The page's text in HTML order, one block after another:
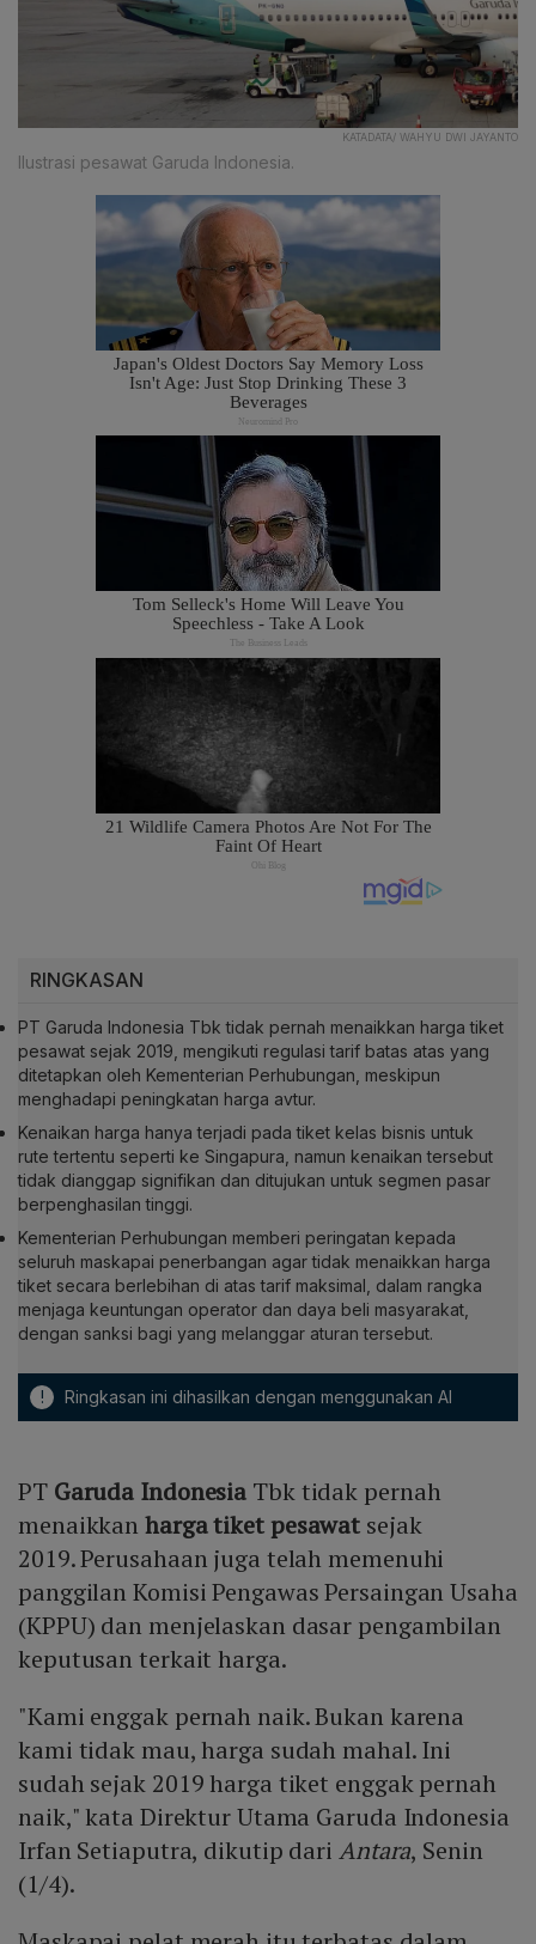
KATADATA/ WAHYU DWI JAYANTO
Ilustrasi pesawat Garuda Indonesia.
RINGKASAN
PT Garuda Indonesia Tbk tidak pernah menaikkan harga tiket
pesawat sejak 2019, mengikuti regulasi tarif batas atas yang
ditetapkan oleh Kementerian Perhubungan, meskipun
menghadapi peningkatan harga avtur.
Kenaikan harga hanya terjadi pada tiket kelas bisnis untuk
rute tertentu seperti ke Singapura, namun kenaikan tersebut
tidak dianggap signifikan dan ditujukan untuk segmen pasar
berpenghasilan tinggi.
Kementerian Perhubungan memberi peringatan kepada
seluruh maskapai penerbangan agar tidak menaikkan harga
tiket secara berlebihan di atas tarif maksimal, dalam rangka
menjaga keuntungan operator dan daya beli masyarakat,
dengan sanksi bagi yang melanggar aturan tersebut.
! Ringkasan ini dihasilkan dengan menggunakan AI
PT Garuda Indonesia Tbk tidak pernah
menaikkanharga tiket pesawat sejak
2019. Perusahaan juga telah memenuhi
panggilan Komisi Pengawas Persaingan Usaha
(KPPU) dan menjelaskan dasar pengambilan
keputusan terkait harga.
"Kami enggak pernah naik. Bukan karena
kami tidak mau, harga sudah mahal. Ini
sudah sejak 2019 harga tiket enggak pernah
naik," kata Direktur Utama Garuda Indonesia
Irfan Setiaputra, dikutip dari Antara, Senin
(1/4).